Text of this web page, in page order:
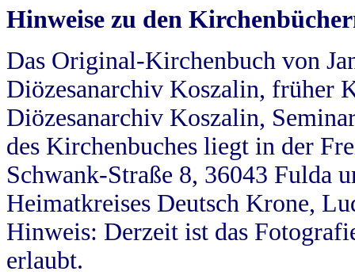
Hinweise zu den
Das Original-Kirchenbuch von
Diözesanarchiv Koszalin, früher
Diözesanarchiv Koszalin,
des Kirchenbuches liegt in der
Schwank-Straße 8, 36043 Fulda
Heimatkreises Deutsch Krone,
Hinweis: Derzeit ist das
erlaubt.